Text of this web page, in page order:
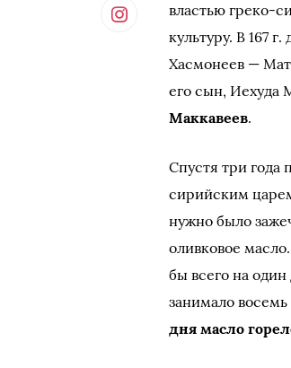
властью греко-
культуру. В 167
Хасмонеев —
его сын, Иехуда
Маккавеев.
Спустя три года
сирийским
нужно было
оливковое
бы всего на
занимало
дня масло